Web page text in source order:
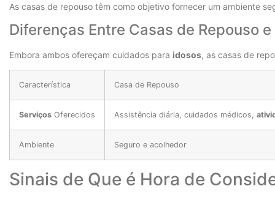
As casas de repouso têm como objetivo fornecer um ambiente
Diferenças Entre Casas de Repouso
Embora ambos ofereçam cuidados para idosos, as casas de
Característica Casa de Repouso
Serviços Oferecidos Assistência diária, cuidados médicos,
Ambiente Seguro e acolhedor
Sinais de Que é Hora de